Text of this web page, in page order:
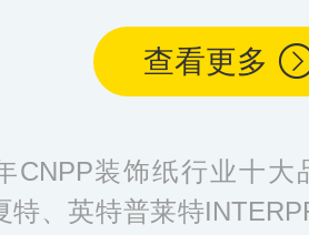
查看更多
CNPP装饰纸行业十
特、英特普莱特